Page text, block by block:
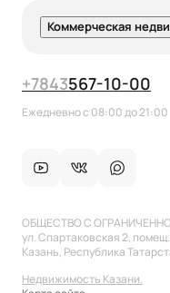
Коммерческая
+7843567-10-00
Ежедневно с 08:00 до 21:00
ОБЩЕСТВО С
ул. Спартаковская 2, помещ.
Казань, Республика
Недвижимость Казани.